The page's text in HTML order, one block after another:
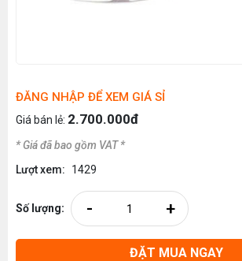
ĐĂNG NHẬP ĐỂ XEM GIÁ SỈ
Giá bán lẻ: 2.700.000đ
* Giá đã bao gồm VAT *
Lượt xem:
1429
Số lượng: - +
ĐẶT MUA NGAY